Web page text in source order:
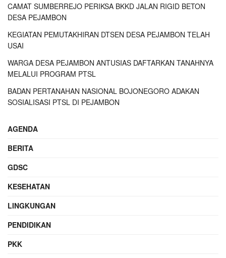
CAMAT SUMBERREJO PERIKSA BKKD JALAN RIGID BETON
DESA PEJAMBON
KEGIATAN PEMUTAKHIRAN DTSEN DESA PEJAMBON TELAH
USAI
WARGA DESA PEJAMBON ANTUSIAS DAFTARKAN TANAHNYA
MELALUI PROGRAM PTSL
BADAN PERTANAHAN NASIONAL BOJONEGORO ADAKAN
SOSIALISASI PTSL DI PEJAMBON
AGENDA
BERITA
GDSC
KESEHATAN
LINGKUNGAN
PENDIDIKAN
PKK